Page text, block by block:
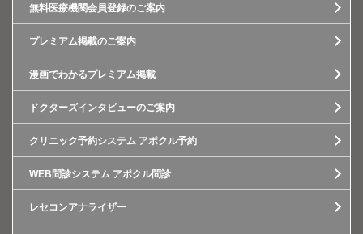
無料医療機関会員登録のご案内
プレミアム掲載のご案内
漫画でわかるプレミアム掲載
ドクターズインタビューのご案内
クリニック予約システム アポクル予約
WEB問診システム アポクル問診
レセコンアナライザー